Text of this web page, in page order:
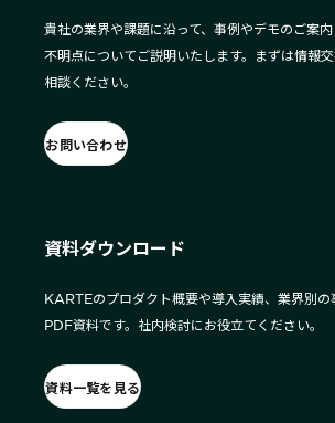
貴社の業界や課題に沿って、事例やデモのご案
不明点についてご説明いたします。まずは情報
相談ください。
お問い合わせ
資料ダウンロード
KARTEのプロダクト概要や導入実績、業界別の
PDF資料です。社内検討にお役立てください。
資料一覧を見る